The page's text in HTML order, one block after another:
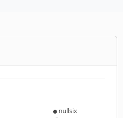
nullsix